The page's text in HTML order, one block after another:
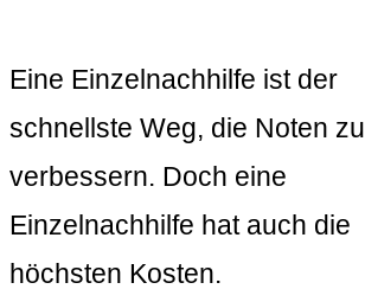
Eine Einzelnachhilfe ist der
schnellste Weg, die Noten zu
verbessern. Doch eine
Einzelnachhilfe hat auch die
höchsten Kosten.